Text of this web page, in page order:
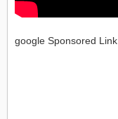
google Sponsored Link